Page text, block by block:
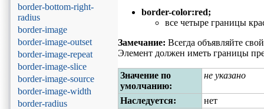
border-bottom-right-
radius
border-image
border-image-outset
border-image-repeat
border-image-slice
border-image-source
border-image-width
border-radius
border-color:red;
все четыре границы
Замечание: Всегда объявляйте
Элемент должен иметь границы
Значение по
умолчанию:
не указано
Наследуется:
нет